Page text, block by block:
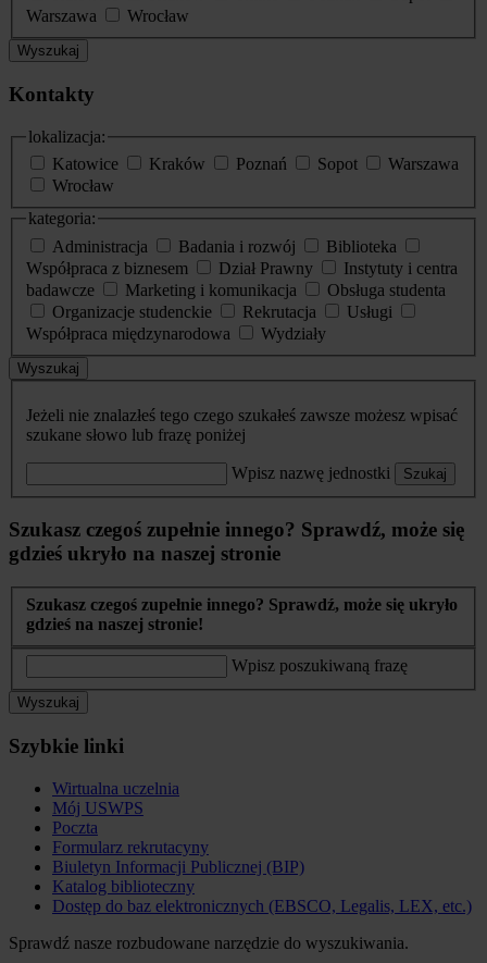
Warszawa
Wrocław
Wyszukaj
Kontakty
lokalizacja:
Katowice
Kraków Poznań Sopot
Warszawa
Wrocław
kategoria:
Administracja
Badania i rozwój
Biblioteka
Współpraca z biznesem
Dział Prawny
Instytuty i centra
badawcze
Marketing i komunikacja
Obsługa studenta
Organizacje studenckie
Rekrutacja
Usługi
Współpraca międzynarodowa
Wydziały
Wyszukaj
Jeżeli nie znalazłeś tego czego szukałeś zawsze możesz wpisać
szukane słowo lub frazę poniżej
Wpisz nazwę jednostki Szukaj
Szukasz czegoś zupełnie innego? Sprawdź, może się
gdzieś ukryło na naszej stronie
Szukasz czegoś zupełnie innego? Sprawdź, może się ukryło
gdzieś na naszej stronie!
Wpisz poszukiwaną frazę
Wyszukaj
Szybkie linki
Wirtualna uczelnia
Mój USWPS
Poczta
Formularz rekrutacyny
Biuletyn Informacji Publicznej (BIP)
Katalog biblioteczny
Dostęp do baz elektronicznych (EBSCO, Legalis, LEX, etc.)
Sprawdź nasze rozbudowane narzędzie do wyszukiwania.